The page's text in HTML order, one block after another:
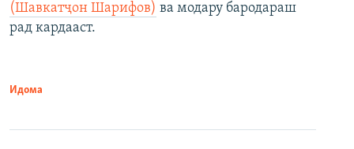
(Шавкатҷон Шарифов) ва модару бародараш
рад кардааст.
Идома